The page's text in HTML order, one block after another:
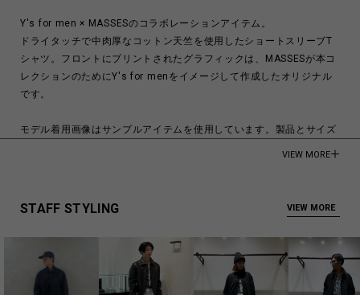
Y's for men × MASSESのコラボレーションアイテム。
ドライタッチで中肉厚なコットン天竺を使用したショートスリーブT
シャツ。フロントにプリントされたグラフィックは、MASSESが本コ
レクションのためにY's for menをイメージして作成したオリジナル
です。
モデル着用画像はサンプルアイテムを使用しています。製品とサイズ
や風合いが異なる場合がございます。詳しくはサイズ詳細をご確認下
商品についてよくあるお問い合わせはこちら
VIEW MORE
STAFF STYLING VIEW MORE